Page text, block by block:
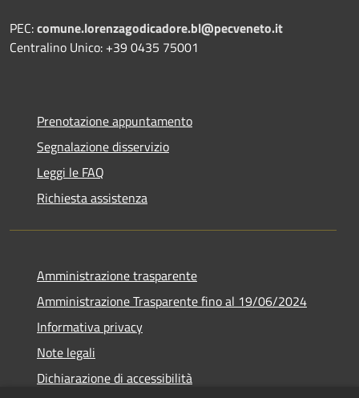
PEC:comune.lorenzagodicadore.bl@pecveneto.it
Centralino Unico: +39 0435 75001
Prenotazione appuntamento
Segnalazione disservizio
Leggi le FAQ
Richiesta assistenza
Amministrazione trasparente
Amministrazione Trasparente fino al 19/06/2024
Informativa privacy
Note legali
Dichiarazione di accessibilità